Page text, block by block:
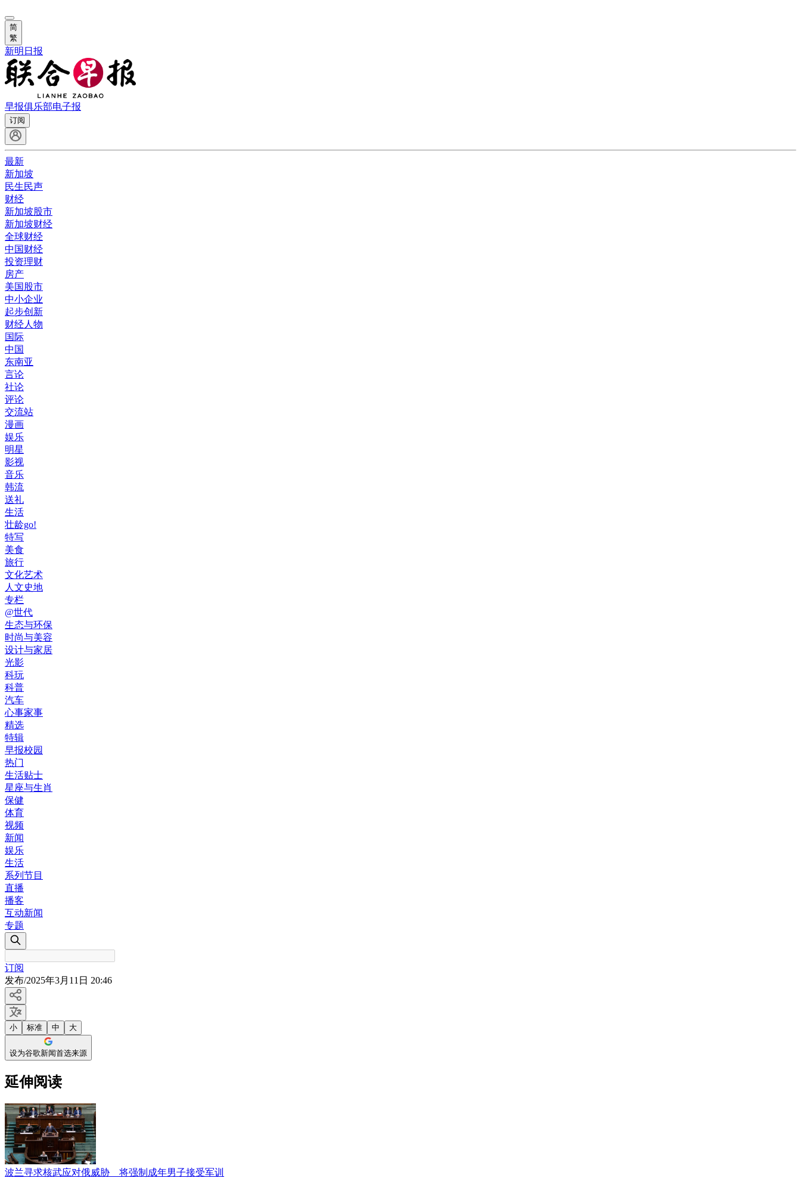
简
繁
新明日报
早报俱乐部电子报
订阅
最新
新加坡
民生民声
财经
新加坡股市
新加坡财经
全球财经
中国财经
投资理财
房产
美国股市
中小企业
起步创新
财经人物
国际
中国
东南亚
言论
社论
评论
交流站
漫画
娱乐
明星
影视
音乐
韩流
送礼
生活
壮龄go!
特写
美食
旅行
文化艺术
人文史地
专栏
@世代
生态与环保
时尚与美容
设计与家居
光影
科玩
科普
汽车
心事家事
精选
特辑
早报校园
热门
生活贴士
星座与生肖
保健
体育
视频
新闻
娱乐
生活
系列节目
直播
播客
互动新闻
专题
订阅
发布/2025年3月11日 20:46
小 标准 中 大
设为谷歌新闻首选来源
延伸阅读
波兰寻求核武应对俄威胁 将强制成年男子接受军训